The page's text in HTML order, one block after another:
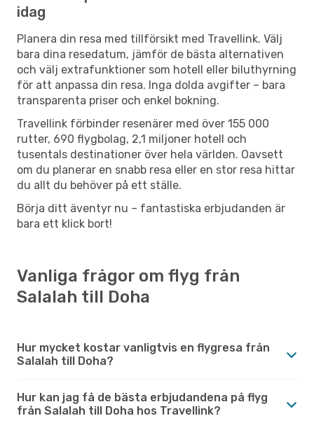
idag
Planera din resa med tillförsikt med Travellink. Välj
bara dina resedatum, jämför de bästa alternativen
och välj extrafunktioner som hotell eller biluthyrning
för att anpassa din resa. Inga dolda avgifter – bara
transparenta priser och enkel bokning.
Travellink förbinder resenärer med över 155 000
rutter, 690 flygbolag, 2,1 miljoner hotell och
tusentals destinationer över hela världen. Oavsett
om du planerar en snabb resa eller en stor resa hittar
du allt du behöver på ett ställe.
Börja ditt äventyr nu – fantastiska erbjudanden är
bara ett klick bort!
Vanliga frågor om flyg från
Salalah till Doha
Hur mycket kostar vanligtvis en flygresa från
Salalah till Doha?
Hur kan jag få de bästa erbjudandena på flyg
från Salalah till Doha hos Travellink?